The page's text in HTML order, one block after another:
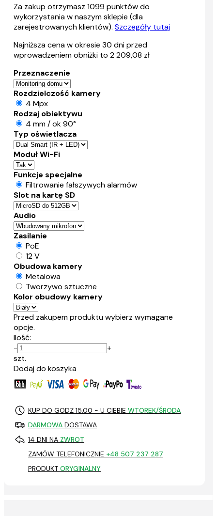
Za zakup otrzymasz 1099 punktów do
wykorzystania w naszym sklepie (dla
zarejestrowanych klientów). Szczegóły tutaj
Najniższa cena w okresie 30 dni przed
wprowadzeniem obniżki to 2 209,08 zł
Przeznaczenie
Rozdzielczość kamery
4 Mpx
Rodzaj obiektywu
4 mm / ok 90°
Typ oświetlacza
Moduł Wi-Fi
Funkcje specjalne
Filtrowanie fałszywych alarmów
Slot na kartę SD
Audio
Zasilanie
PoE
12 V
Obudowa kamery
Metalowa
Tworzywo sztuczne
Kolor obudowy kamery
Przed zakupem produktu wybierz wymagane
opcje.
Ilość:
-
+
szt.
Dodaj do koszyka
KUP DO GODZ 15.00 - U CIEBIE WTOREK/ŚRODA
DARMOWA DOSTAWA
14 DNI NA ZWROT
ZAMÓW TELEFONICZNIE +48 507 237 287
PRODUKT ORYGINALNY